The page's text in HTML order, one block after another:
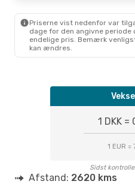
Lør. 3. Okt.- Fre. 9. Okt.
Norwegian Air Sweden
1 Mellemlanding
AAL- CHQ
1 Mellemlanding
Priserne vist nedenfor var
dage for den angivne periode
endelige pris. Bemærk
kan ændres.
1 DKK =
1 EUR =
Sidst
Afstand: 2620 kms